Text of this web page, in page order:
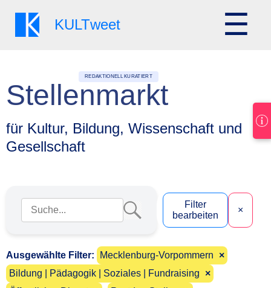
KULTweet ☰
REDAKTIONELL KURATIERT
Stellenmarkt
für Kultur, Bildung, Wissenschaft und
Gesellschaft
Suchbegriff eingeben
Filter
bearbeiten
×
Ausgewählte Filter: Mecklenburg-Vorpommern ×
Bildung | Pädagogik | Soziales | Fundraising ×